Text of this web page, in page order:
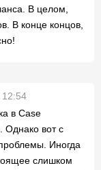
В целом,
В конце концов,
12:54
в Case
Однако вот с
Иногда
слишком